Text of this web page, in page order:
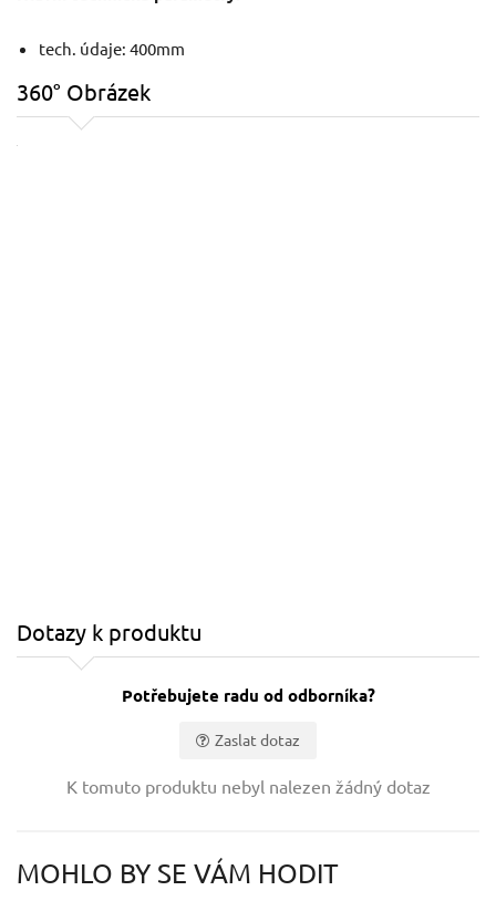
tech. údaje: 400mm
360° Obrázek
Dotazy k produktu
Potřebujete radu od odborníka?
Zaslat dotaz
K tomuto produktu nebyl nalezen žádný dotaz
MOHLO BY SE VÁM HODIT